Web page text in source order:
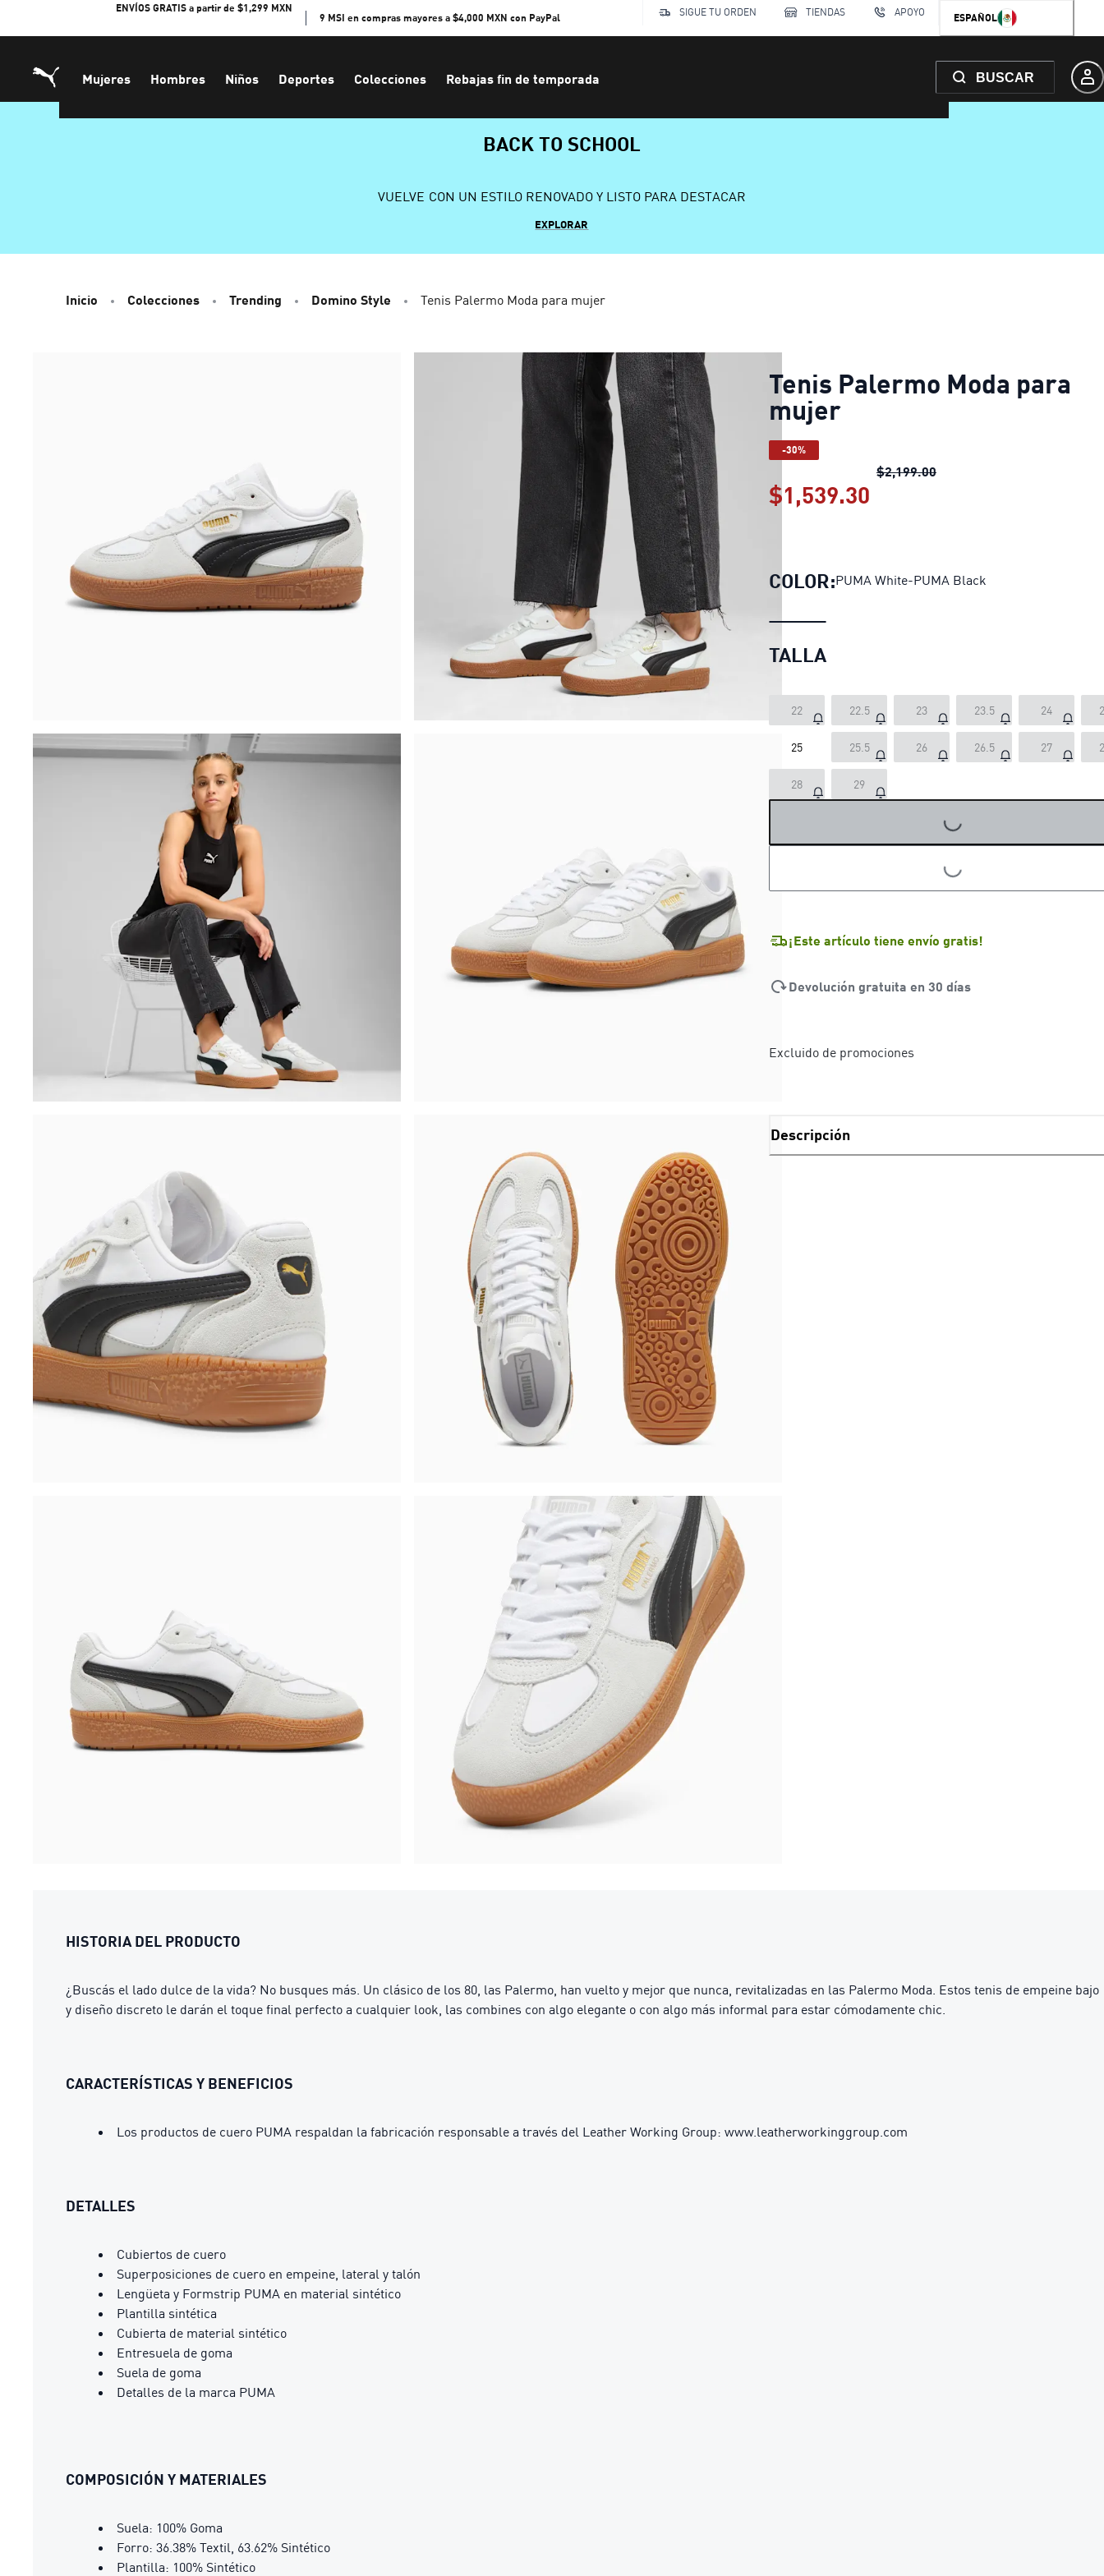
ENVÍOS GRATIS a partir de $1,299 MXN
9 MSI en compras mayores a $4,000 MXN con PayPal
SIGUE TU ORDEN TIENDAS APOYO ESPAÑOL
Mujeres Hombres Niños Deportes Colecciones Rebajas fin de temporada BUSCAR
BACK TO SCHOOL
VUELVE CON UN ESTILO RENOVADO Y LISTO PARA DESTACAR
EXPLORAR
Inicio Colecciones Trending Domino Style Tenis Palermo Moda para mujer
Tenis Palermo Moda para
mujer
-30%
$2,199.00Tenis Palermo Moda para
$1,539.30
COLOR:PUMA White-PUMA Black
TALLA
22 22.5 23 23.5 24
25 25.5 26 26.5 27
28 29 LOADING...
LOADING...
¡Este artículo tiene envío gratis!
Devolución gratuita en 30 días
Excluido de promociones
Descripción
HISTORIA DEL PRODUCTO
¿Buscás el lado dulce de la vida? No busques más. Un clásico de los 80, las Palermo, han vuelto y mejor que nunca, revitalizadas en las Palermo Moda. Estos tenis de empeine bajo
y diseño discreto le darán el toque final perfecto a cualquier look, las combines con algo elegante o con algo más informal para estar cómodamente chic.
CARACTERÍSTICAS Y BENEFICIOS
Los productos de cuero PUMA respaldan la fabricación responsable a través del Leather Working Group: www.leatherworkinggroup.com
DETALLES
Cubiertos de cuero
Superposiciones de cuero en empeine, lateral y talón
Lengüeta y Formstrip PUMA en material sintético
Plantilla sintética
Cubierta de material sintético
Entresuela de goma
Suela de goma
Detalles de la marca PUMA
COMPOSICIÓN Y MATERIALES
Suela: 100% Goma
Forro: 36.38% Textil, 63.62% Sintético
Plantilla: 100% Sintético